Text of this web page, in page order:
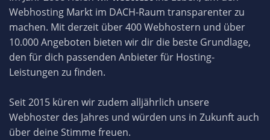
Webhosting Markt im DACH-Raum transparenter zu
machen. Mit derzeit über 400 Webhostern und über
10.000 Angeboten bieten wir dir die beste Grundlage,
den für dich passenden Anbieter für Hosting-
Leistungen zu finden.
Seit 2015 küren wir zudem alljährlich unsere
Webhoster des Jahres und würden uns in Zukunft auch
über deine Stimme freuen.